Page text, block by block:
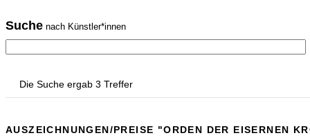
Suche nach Künstler*innen
Die Suche ergab 3 Treffer
AUSZEICHNUNGEN/PREISE "ORDEN DER EISERNEN